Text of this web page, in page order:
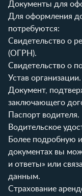
Документы для
Для оформления
потребуются:
Свидетельство о
(ОГРН).
Свидетельство о
Устав организации.
Документ,
заключающего
Паспорт водителя.
Водительское
Более подробную
документах вы
и ответы» или
данным.
Страхование